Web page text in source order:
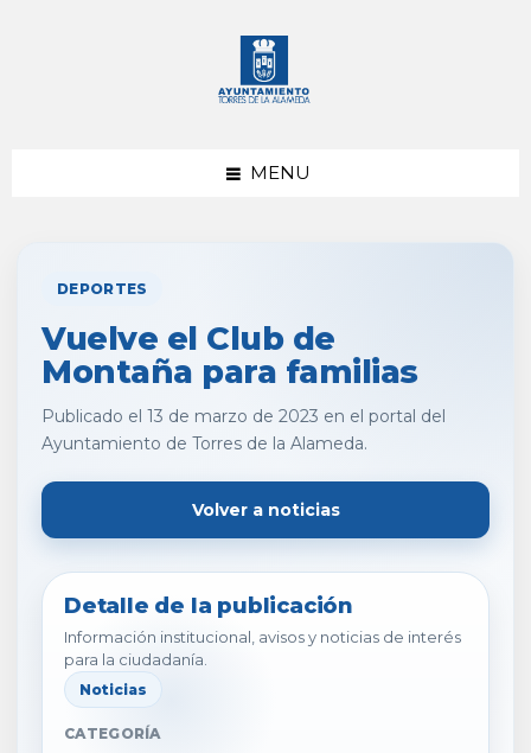
MENU
DEPORTES
Vuelve el Club de
Montaña para familias
Publicado el 13 de marzo de 2023 en el portal del
Ayuntamiento de Torres de la Alameda.
Volver a noticias
Detalle de la publicación
Información institucional, avisos y noticias de interés
para la ciudadanía.
Noticias
CATEGORÍA